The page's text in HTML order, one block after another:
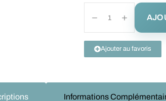
Ajouter au favoris
Informations